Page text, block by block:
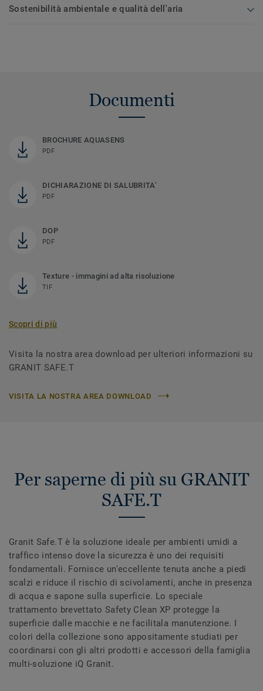
Sostenibilità ambientale e qualità dell'aria
Documenti
BROCHURE AQUASENS
PDF
DICHIARAZIONE DI SALUBRITA’
PDF
DOP
PDF
Texture - immagini ad alta risoluzione
TIF
Scopri di più
Visita la nostra area download per ulteriori informazioni su
GRANIT SAFE.T
VISITA LA NOSTRA AREA DOWNLOAD
Per saperne di più su GRANIT
SAFE.T
Granit Safe.T è la soluzione ideale per ambienti umidi a
traffico intenso dove la sicurezza è uno dei requisiti
fondamentali. Fornisce un'eccellente tenuta anche a piedi
scalzi e riduce il rischio di scivolamenti, anche in presenza
di acqua e sapone sulla superficie. Lo speciale
trattamento brevettato Safety Clean XP protegge la
superficie dalle macchie e ne facilitala manutenzione. I
colori della collezione sono appositamente studiati per
coordinarsi con gli altri prodotti e accessori della famiglia
multi-soluzione iQ Granit.